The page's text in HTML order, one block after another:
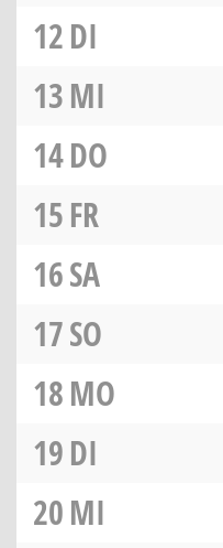
12DI
13MI
14DO
15FR
16SA
17SO
18MO
19DI
20MI